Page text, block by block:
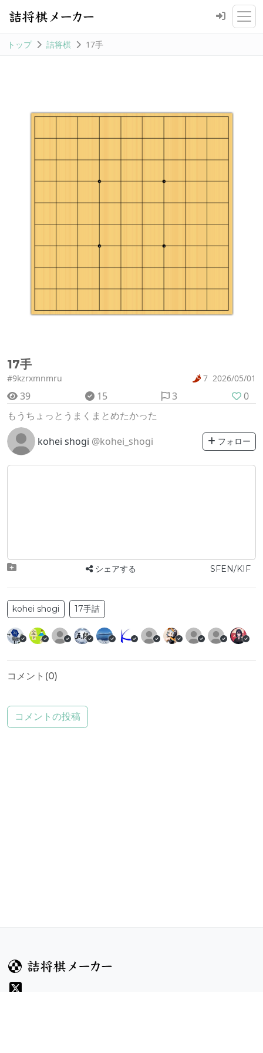
トップ 詰将棋 17手
17手
#9kzrxmnmru 7 2026/05/01
39 15 3
0
もうちょっとうまくまとめたかった
kohei shogi @kohei_shogi フォロー
シェアする SFEN/KIF
kohei shogi 17手詰
コメント(0)
コメントの投稿